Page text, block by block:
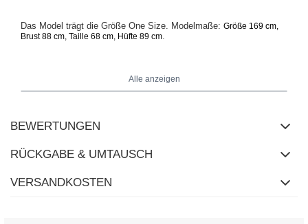
Das Model trägt die Größe One Size. Modelmaße: Größe 169 cm,
Brust 88 cm, Taille 68 cm, Hüfte 89 cm
Maße des Sweatshirts in Größe One Size flach gemessen: Breite
unter den Achseln - 64 cm, Ärmellänge - 46 cm (von der Naht),
Alle anzeigen
BEWERTUNGEN
RÜCKGABE & UMTAUSCH
VERSANDKOSTEN